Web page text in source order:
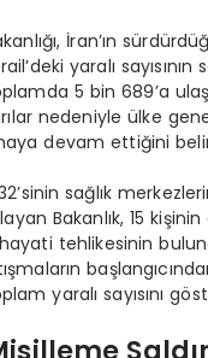
İran’ın
yaralı
5 bin 689’a
nedeniyle ülke
devam ettiğini
sağlık
Bakanlık, 15
tehlikesinin
yaralı sayısını